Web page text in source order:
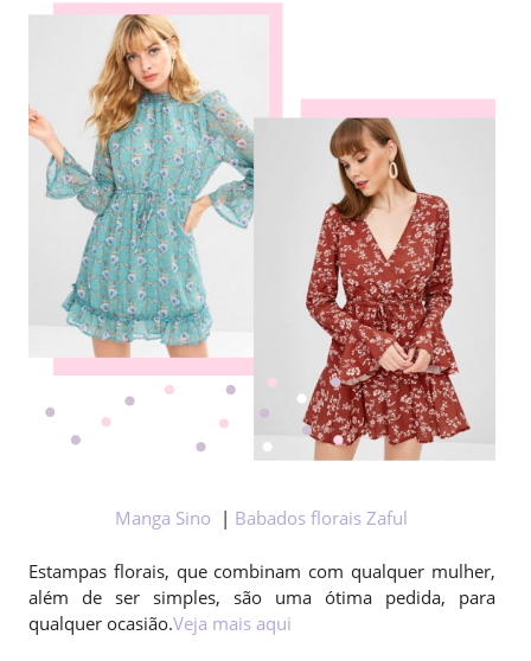
Manga Sino | Babados florais Zaful
Estampas florais, que combinam com qualquer mulher,
além de ser simples, são uma ótima pedida, para
qualquer ocasião.Veja mais aqui